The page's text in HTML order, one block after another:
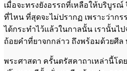
เมื่อจะทรงยังอรรถที่เหลือให้บริบูร
ที่ไหน ที่สุดจะไม่ปรากฏ เพราะว่ากร
ได้กระทำไว้แล้วในกาลนั้น เรานั้นไ
ถ้อยคำที่ยาจกกล่าว ถึงพร้อมด้วยศี
พระศาสดา ครั้นตรัสคาถาเหล่านี้โด